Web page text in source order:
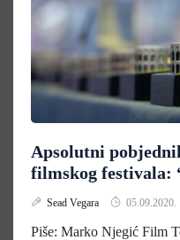
Apsolutni
filmskog festivala:
Sead Vegara 05.09.2020.
Piše: Marko Njegić Film